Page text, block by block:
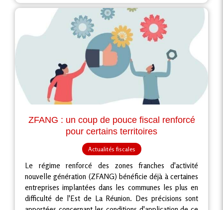
ZFANG : un coup de pouce fiscal renforcé
pour certains territoires
Actualités fiscales
Le régime renforcé des zones franches d'activité
nouvelle génération (ZFANG) bénéficie déjà à certaines
entreprises implantées dans les communes les plus en
difficulté de l'Est de La Réunion. Des précisions sont